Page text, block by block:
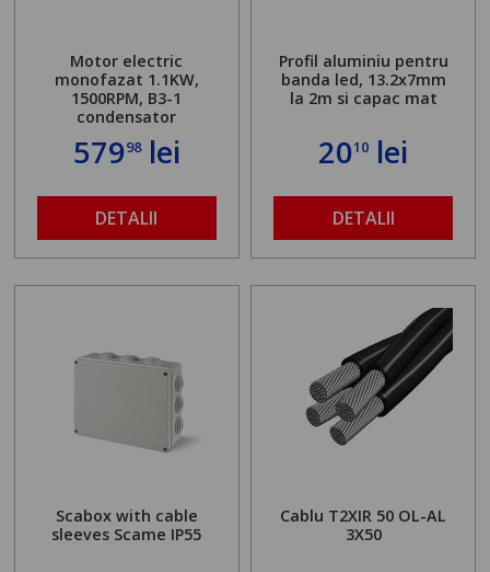
Motor electric
monofazat 1.1KW,
1500RPM, B3-1
condensator
57998lei
DETALII
Profil aluminiu pentru
banda led, 13.2x7mm
la 2m si capac mat
2010 lei
DETALII
Scabox with cable
sleeves Scame IP55
Cablu T2XIR 50 OL-AL
3X50